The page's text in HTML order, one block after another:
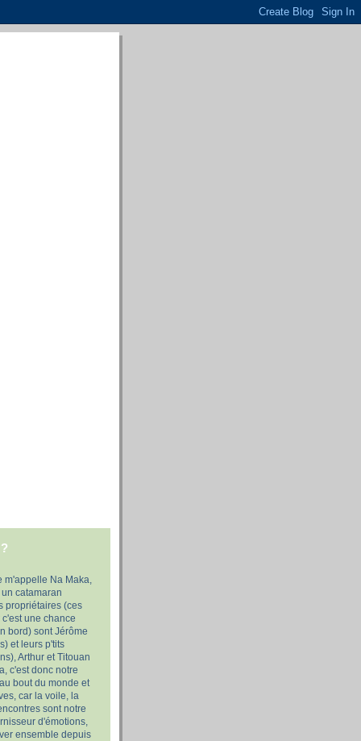
m'appelle Na Maka,
catamaran
propriétaires (ces
une chance
bord) sont Jérôme
et leurs p'tits
Arthur et Titouan
c'est donc notre
bout du monde et
car la voile, la
sont notre
d'émotions,
ensemble depuis